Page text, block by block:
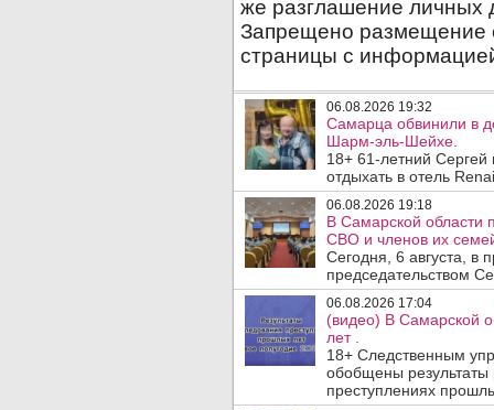
06.08.2026 19:32
Самарца обвинили в
Шарм-эль-Шейхе.
18+ 61-летний
отдыхать в отель
06.08.2026 19:18
В Самарской области
СВО и членов их
Сегодня, 6 августа, в
председательством
06.08.2026 17:04
(видео) В Самарской
лет .
18+ Следственным
обобщены результаты
преступлениях